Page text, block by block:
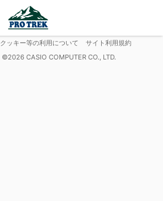
クッキー等の利用について
サイト利用規約
©2026 CASIO COMPUTER CO., LTD.